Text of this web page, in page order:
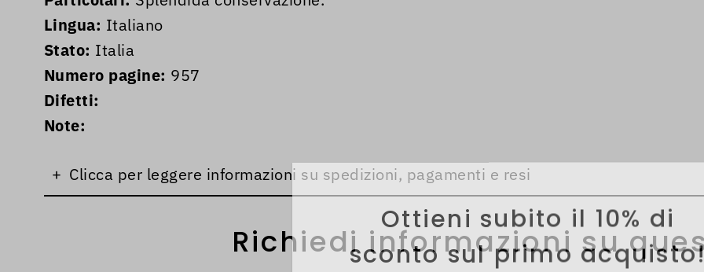
Lingua: Italiano
Stato: Italia
Numero pagine: 957
Difetti:
Note:
+ Clicca per leggere informazioni su spedizioni, pagamenti e resi
Richiedi informazioni su
Ottieni subito il 10% di
sconto sul primo